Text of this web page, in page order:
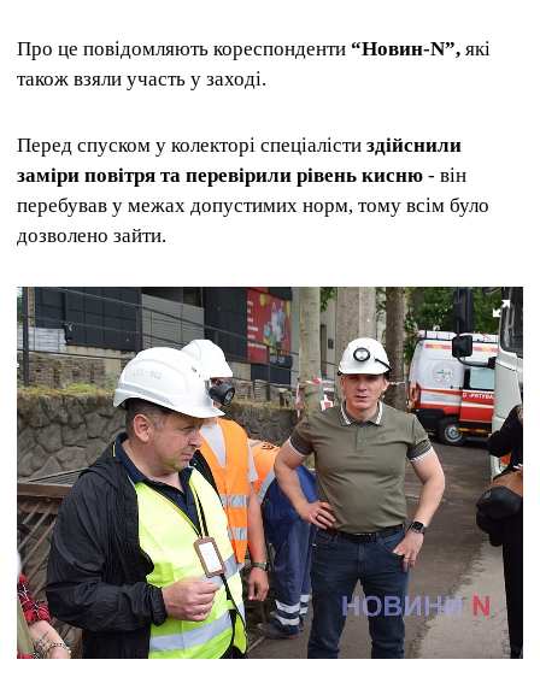
Про це повідомляють кореспонденти “Новин-N”, які
також взяли участь у заході.
Перед спуском у колекторі спеціалісти здійснили
заміри повітря та перевірили рівень кисню - він
перебував у межах допустимих норм, тому всім було
дозволено зайти.